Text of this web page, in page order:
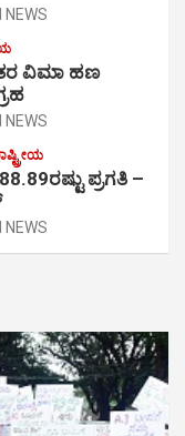
NEWS
ವಿಮಾ ಹಣ
NEWS
ಪ್ರಗತಿ –
NEWS